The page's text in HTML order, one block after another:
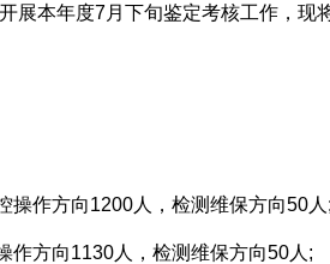
展本年度7月下旬鉴定考核工作，现
操作方向1200人，检测维保方向50人
作方向1130人，检测维保方向50人;